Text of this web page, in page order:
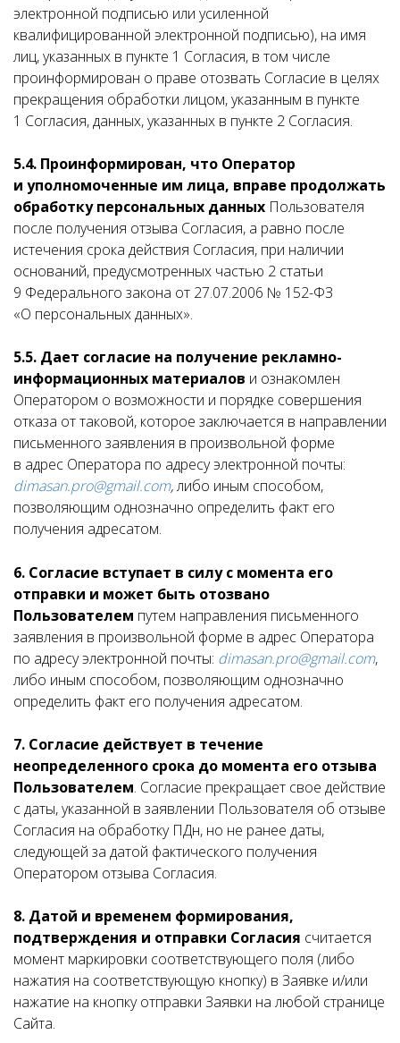
электронной подписью или усиленной
квалифицированной электронной подписью), на имя
лиц, указанных в пункте 1 Согласия, в том числе
проинформирован о праве отозвать Согласие в целях
прекращения обработки лицом, указанным в пункте
1 Согласия, данных, указанных в пункте 2 Согласия.
5.4. Проинформирован, что Оператор
и уполномоченные им лица, вправе продолжать
обработку персональных данных Пользователя
после получения отзыва Согласия, а равно после
истечения срока действия Согласия, при наличии
оснований, предусмотренных частью 2 статьи
9 Федерального закона от 27.07.2006 № 152-ФЗ
«О персональных данных».
5.5. Дает согласие на получение рекламно-
информационных материалов и ознакомлен
Оператором о возможности и порядке совершения
отказа от таковой, которое заключается в направлении
письменного заявления в произвольной форме
в адрес Оператора по адресу электронной почты:
dimasan.pro@gmail.com,либо иным способом,
позволяющим однозначно определить факт его
получения адресатом.
6. Согласие вступает в силу с момента его
отправки и может быть отозвано
Пользователем путем направления письменного
заявления в произвольной форме в адрес Оператора
по адресу электронной почты: dimasan.pro@gmail.com,
либо иным способом, позволяющим однозначно
определить факт его получения адресатом.
7. Согласие действует в течение
неопределенного срока до момента его отзыва
Пользователем. Согласие прекращает свое действие
с даты, указанной в заявлении Пользователя об отзыве
Согласия на обработку ПДн, но не ранее даты,
следующей за датой фактического получения
Оператором отзыва Согласия.
8. Датой и временем формирования,
подтверждения и отправки Согласия считается
момент маркировки соответствующего поля (либо
нажатия на соответствующую кнопку) в Заявке и/или
нажатие на кнопку отправки Заявки на любой странице
Сайта.